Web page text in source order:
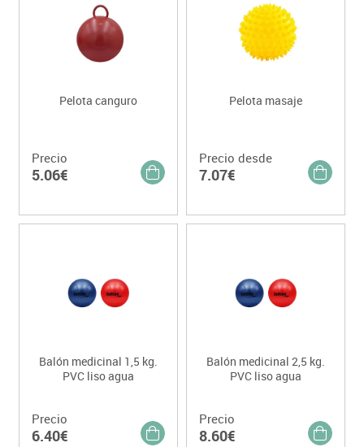
Pelota canguro
Precio
5.06€
Pelota masaje
Precio desde
7.07€
Balón medicinal 1,5 kg.
PVC liso agua
Precio
6.40€
Balón medicinal 2,5 kg.
PVC liso agua
Precio
8.60€